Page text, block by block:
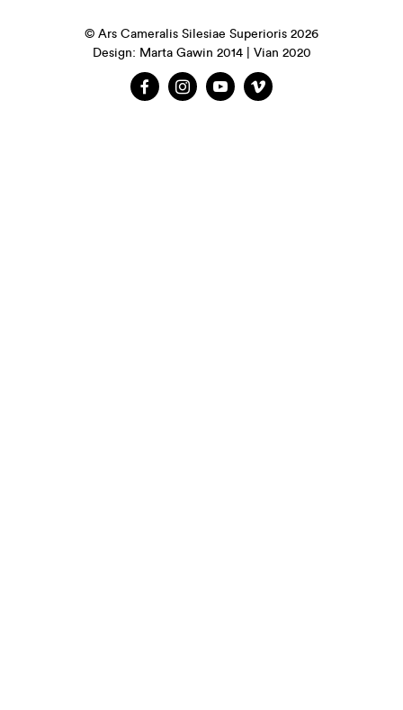
© Ars Cameralis Silesiae Superioris 2026
Design: Marta Gawin 2014 | Vian 2020